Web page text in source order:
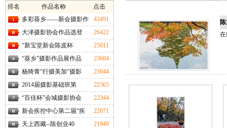
排名 作品名称
点击
多彩葵乡——新会摄影作
43491
大泽摄影协会作品选登
26422
“新宝堂新会陈皮杯·
25011
“葵乡”摄影作品展作品
23604
杨猗青“行摄美加”摄影
23044
2014届摄影基础班第
22365
“百佳杯”会城摄影协会
22344
新会疾控中心第二届“疾
22071
天上西藏--陈创业40
21949